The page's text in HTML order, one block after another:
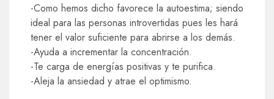
-Como hemos dicho favorece la autoestima; siendo
ideal para las personas introvertidas pues les hará
tener el valor suficiente para abrirse a los demás.
-Ayuda a incrementar la concentración.
-Te carga de energías positivas y te purifica.
-Aleja la ansiedad y atrae el optimismo.